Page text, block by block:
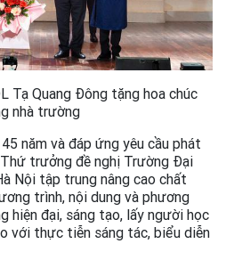
Tạ Quang Đông tặng hoa chúc
nhà trường
năm và đáp ứng yêu cầu phát
trưởng đề nghị Trường Đại
Nội tập trung nâng cao chất
trình, nội dung và phương
hiện đại, sáng tạo, lấy người học
với thực tiễn sáng tác, biểu diễn